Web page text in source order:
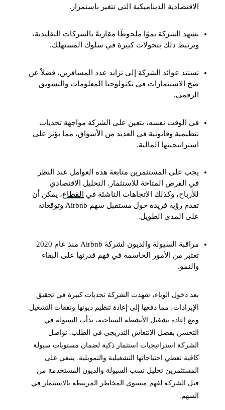
الاقتصادية الديناميكية التي تتغير باستمرار.
تشهد الشركة نموًا ملحوظًا مقارنةً بالشركات التقليدية،
ويرتبط ذلك بتحولات كبيرة في سلوك المستهلك.
تستند عوائد الشركة إلى تزايد عدد المسافرين، فضلاً عن
ضخ الاستثمارات في تكنولوجيا المعلومات والتسويق
الرقمي.
في الوقت نفسه، يتعين على الشركة مواجهة تحديات
تنظيمية وقانونية في العديد من الأسواق، مما يؤثر على
استراتيجيتها المالية.
يجب على المستثمرين متابعة هذه العوامل عند النظر
في الفرص المتاحة للاستثمار. التحليل الاقتصادي
للأرباح، وكذلك الاتجاهات الناشئة في القطاع، يمكن أن
تقدم رؤية فريدة حول مستقبل سهم Airbnb وتوقعاته
على المدى الطويل.
مراقبة السيولة والديون لشركة Airbnb منذ عام 2020
تعتبر من الأمور الحاسمة في فهم قدرتها على البقاء
والنمو.
بعد دخول الوباء، شهدت الشركة تحديات كبيرة في تحقيق
الإيرادات، مما دفعها إلى إعادة تنظيم ديونها ونفقات التشغيل.
ومع إعادة تشغيل الأنشطة السياحية، بدأت السيولة في
التحسن بفضل الانتعاش التدريجي في الطلب. تواصل
الشركة استراتيجيات استثمار ذكية لضمان مستويات سيولة
كافية تغطي احتياجاتها التشغيلية والتمويلية. ينبغي على
المستثمرين تحليل نسب السيولة والديون المستخدمة من
قبل الشركة لفهم مستوى المخاطر المرتبطة بالاستثمار في
السهم.